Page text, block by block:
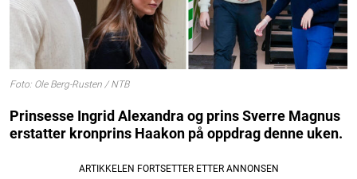
Foto: Ole Berg-Rusten / NTB
Prinsesse Ingrid Alexandra og prins Sverre Magnus
erstatter kronprins Haakon på oppdrag denne uken.